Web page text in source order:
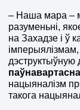
– Наша мара –
разуменьні,
на Захадзе і ў
дэструктыўную
нацыяналізм
такога